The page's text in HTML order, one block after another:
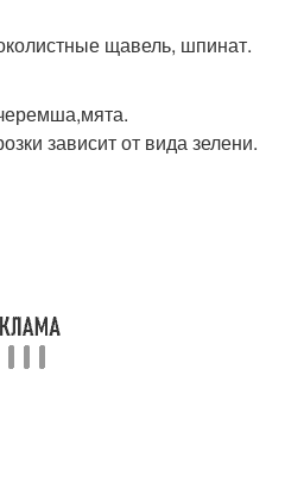
щавель, шпинат.
зависит от вида зелени.